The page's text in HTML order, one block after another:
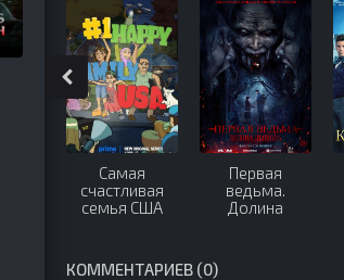
Самая
счастливая
семья США
Первая
ведьма.
Долина
КОММЕНТАРИЕВ (0)